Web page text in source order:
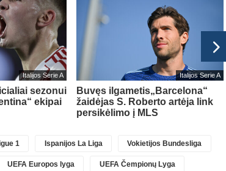
Italijos Serie A
sezonui
ekipai
Italijos Serie A
Buvęs ilgametis„Barcelona“
žaidėjas S. Roberto artėja link
persikėlimo į MLS
1 Ispanijos La Liga Vokietijos Bundesliga
UEFA Europos lyga UEFA Čempionų Lyga